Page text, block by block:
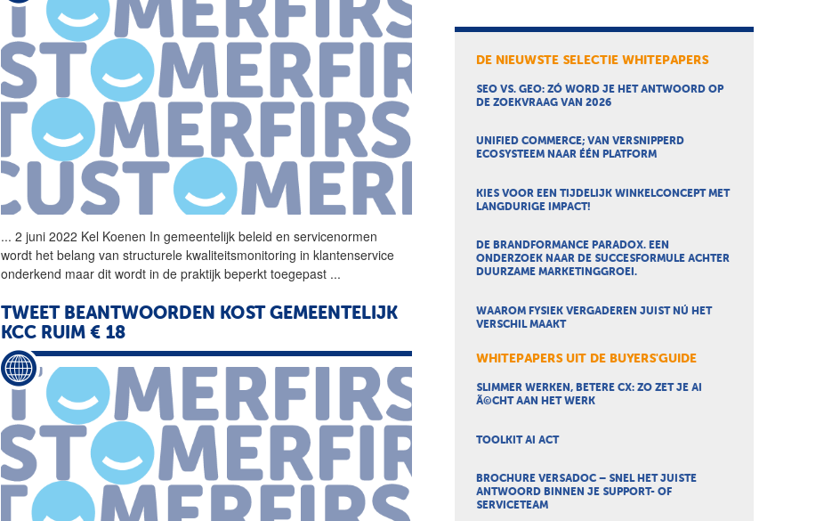
... 2 juni 2022 Kel Koenen Ingemeentelijk beleid en servicenormen
wordt het belang van structurele kwaliteitsmonitoring in klantenservice
onderkend maar dit wordt in de praktijk beperkt toegepast ...
TWEET BEANTWOORDEN KOSTGEMEENTELIJK
KCC RUIM € 18
DE NIEUWSTE SELECTIE WHITEPAPERS
SEO VS. GEO: ZÓ WORD JE HET ANTWOORD OP
DE ZOEKVRAAG VAN 2026
UNIFIED COMMERCE; VAN VERSNIPPERD
ECOSYSTEEM NAAR ÉÉN PLATFORM
KIES VOOR EEN TIJDELIJK WINKELCONCEPT MET
LANGDURIGE IMPACT!
DE BRANDFORMANCE PARADOX. EEN
ONDERZOEK NAAR DE SUCCESFORMULE ACHTER
DUURZAME MARKETINGGROEI.
WAAROM FYSIEK VERGADEREN JUIST NÚ HET
VERSCHIL MAAKT
WHITEPAPERS UIT DE BUYERS'GUIDE
SLIMMER WERKEN, BETERE CX: ZO ZET JE AI
Ã©CHT AAN HET WERK
TOOLKIT AI ACT
BROCHURE VERSADOC – SNEL HET JUISTE
ANTWOORD BINNEN JE SUPPORT- OF
SERVICETEAM